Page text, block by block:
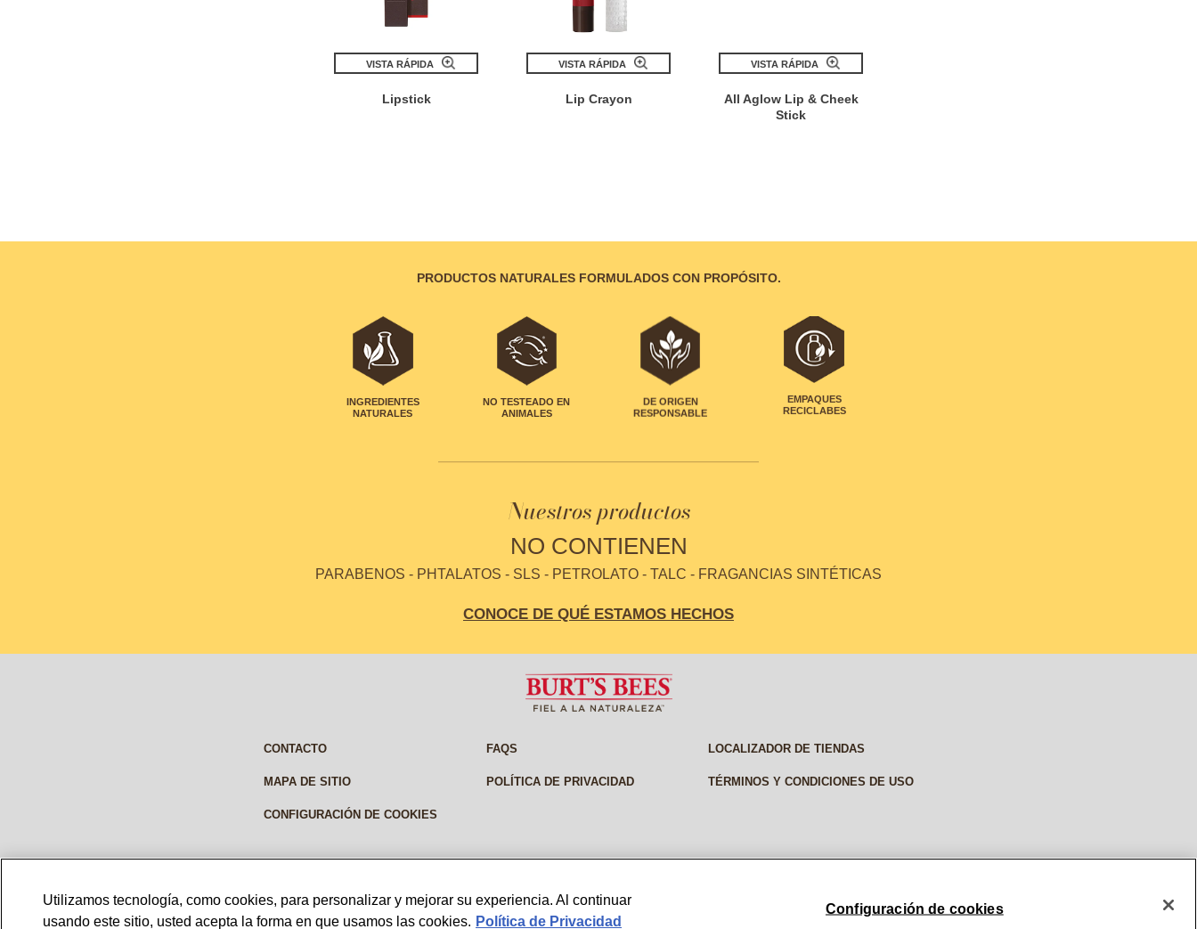
VISTA RÁPIDA
Lipstick
VISTA RÁPIDA
Lip Crayon
VISTA RÁPIDA
All Aglow Lip & Cheek
Stick
PRODUCTOS NATURALES FORMULADOS CON PROPÓSITO.
INGREDIENTES
NATURALES
NO TESTEADO EN
ANIMALES
DE ORIGEN
RESPONSABLE
EMPAQUES
RECICLABES
Nuestros productos
NO CONTIENEN
PARABENOS - PHTALATOS - SLS - PETROLATO - TALC - FRAGANCIAS SINTÉTICAS
CONOCE DE QUÉ ESTAMOS HECHOS
CONTACTO FAQS LOCALIZADOR DE TIENDAS
MAPA DE SITIO POLÍTICA DE PRIVACIDAD TÉRMINOS Y CONDICIONES DE USO
CONFIGURACIÓN DE COOKIES
PANAMA © 2026, BURT'S BEES. ALL RIGHTS RESERVED
Utilizamos tecnología, como cookies, para personalizar y mejorar su experiencia. Al continuar
usando este sitio, usted acepta la forma en que usamos las cookies. Política de Privacidad
Configuración de cookies